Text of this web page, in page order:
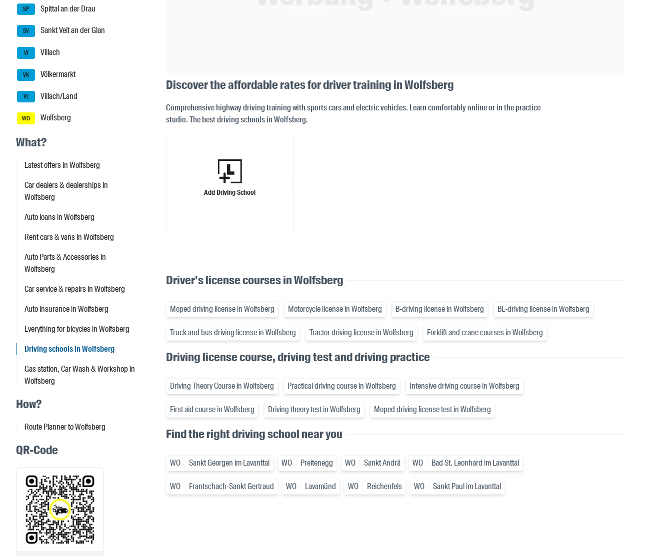
SP Spittal an der Drau
SV Sankt Veit an der Glan
VI Villach
VK Völkermarkt
VL Villach/Land
WO Wolfsberg
What?
Latest offers in Wolfsberg
Car dealers & dealerships in
Wolfsberg
Auto loans in Wolfsberg
Rent cars & vans in Wolfsberg
Auto Parts & Accessories in
Wolfsberg
Car service & repairs in Wolfsberg
Auto insurance in Wolfsberg
Everything for bicycles in Wolfsberg
Driving schools in Wolfsberg
Gas station, Car Wash & Workshop in
Wolfsberg
How?
Route Planner to Wolfsberg
QR-Code
Discover the affordable rates for driver training in Wolfsberg
Comprehensive highway driving training with sports cars and electric vehicles. Learn comfortably online or in the practice
studio. The best driving schools in Wolfsberg.
Add Driving School
Driver's license courses in Wolfsberg
Moped driving license in Wolfsberg Motorcycle license in Wolfsberg B-driving license in Wolfsberg BE-driving license in Wolfsberg
Truck and bus driving license in Wolfsberg Tractor driving license in Wolfsberg Forklift and crane courses in Wolfsberg
Driving license course, driving test and driving practice
Driving Theory Course in Wolfsberg Practical driving course in Wolfsberg Intensive driving course in Wolfsberg
First aid course in Wolfsberg Driving theory test in Wolfsberg Moped driving license test in Wolfsberg
Find the right driving school near you
WO Sankt Georgen im Lavanttal WO Preitenegg WO Sankt Andrä WO Bad St. Leonhard im Lavanttal
WO Frantschach-Sankt Gertraud WO Lavamünd WO Reichenfels WO Sankt Paul im Lavanttal